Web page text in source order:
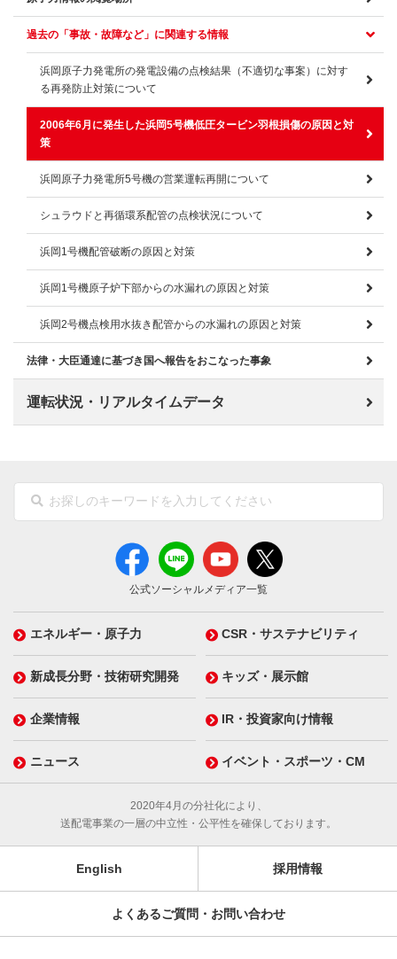
過去の「事故・故障など」に関連する情報
浜岡原子力発電所の発電設備の点検結果（不適切な事案）に対す
る再発防止対策について
2006年6月に発生した浜岡5号機低圧タービン羽根損傷の原因と対
策
浜岡原子力発電所5号機の営業運転再開について
シュラウドと再循環系配管の点検状況について
浜岡1号機配管破断の原因と対策
浜岡1号機原子炉下部からの水漏れの原因と対策
浜岡2号機点検用水抜き配管からの水漏れの原因と対策
法律・大臣通達に基づき国へ報告をおこなった事象
運転状況・リアルタイムデータ
公式ソーシャルメディア一覧
エネルギー・原子力 CSR・サステナビリティ
新成長分野・技術研究開発 キッズ・展示館
企業情報 IR・投資家向け情報
ニュース イベント・スポーツ・CM
2020年4月の分社化により、
送配電事業の一層の中立性・公平性を確保しております。
English 採用情報
よくあるご質問・お問い合わせ